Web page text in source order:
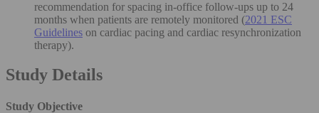
recommendation for spacing in-office follow-ups up to 24
months when patients are remotely monitored (2021 ESC
Guidelines on cardiac pacing and cardiac resynchronization
therapy).
Study Details
Study Objective